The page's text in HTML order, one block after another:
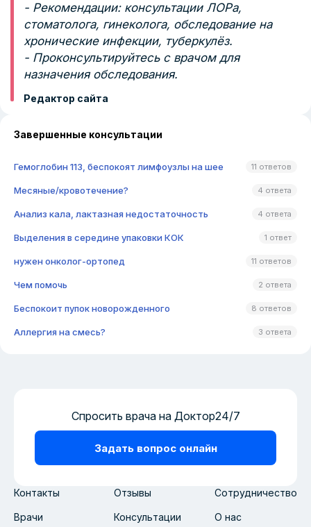
- Рекомендации: консультации ЛОРа,
стоматолога, гинеколога, обследование на
хронические инфекции, туберкулёз.
- Проконсультируйтесь с врачом для
назначения обследования.
Редактор сайта
Завершенные консультации
Гемоглобин 113, беспокоят лимфоузлы на шее 11 ответов
Месяные/кровотечение? 4 ответа
Анализ кала, лактазная недостаточность 4 ответа
Выделения в середине упаковки КОК 1 ответ
нужен онколог-ортопед 11 ответов
Чем помочь 2 ответа
Беспокоит пупок новорожденного 8 ответов
Аллергия на смесь? 3 ответа
Контакты Отзывы Сотрудничество
Врачи Консультации О нас
Спросить врача на Доктор24/7
Задать вопрос онлайн